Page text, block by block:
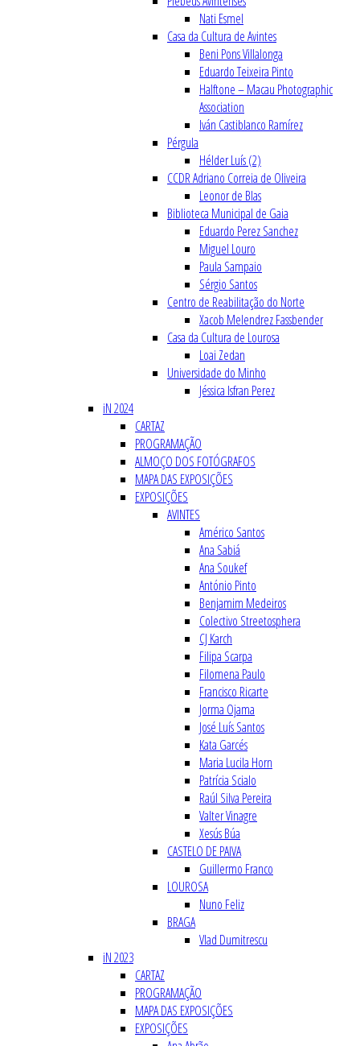
Nati Esmel
Casa da Cultura de Avintes
Beni Pons Villalonga
Eduardo Teixeira Pinto
Halftone – Macau Photographic
Association
Iván Castiblanco Ramírez
Pérgula
Hélder Luís (2)
CCDR Adriano Correia de Oliveira
Leonor de Blas
Biblioteca Municipal de Gaia
Eduardo Perez Sanchez
Miguel Louro
Paula Sampaio
Sérgio Santos
Centro de Reabilitação do Norte
Xacob Melendrez Fassbender
Casa da Cultura de Lourosa
Loai Zedan
Universidade do Minho
Jéssica Isfran Perez
iN 2024
CARTAZ
PROGRAMAÇÃO
ALMOÇO DOS FOTÓGRAFOS
MAPA DAS EXPOSIÇÕES
EXPOSIÇÕES
AVINTES
Américo Santos
Ana Sabiá
Ana Soukef
António Pinto
Benjamim Medeiros
Colectivo Streetosphera
CJ Karch
Filipa Scarpa
Filomena Paulo
Francisco Ricarte
Jorma Ojama
José Luís Santos
Kata Garcés
Maria Lucila Horn
Patrícia Scialo
Raúl Silva Pereira
Valter Vinagre
Xesús Búa
CASTELO DE PAIVA
Guillermo Franco
LOUROSA
Nuno Feliz
BRAGA
Vlad Dumitrescu
iN 2023
CARTAZ
PROGRAMAÇÃO
MAPA DAS EXPOSIÇÕES
EXPOSIÇÕES